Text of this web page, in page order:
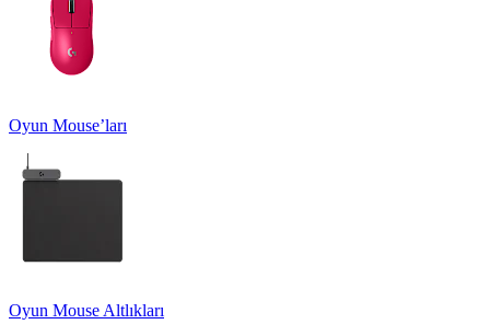
Oyun Mouse’ları
Oyun Mouse Altlıkları